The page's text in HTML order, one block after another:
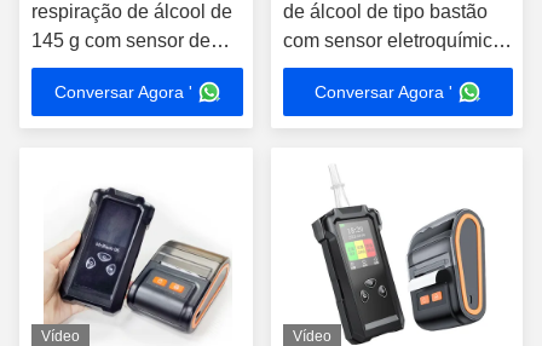
respiração de álcool de
145 g com sensor de
função da impressora
Conversar Agora '
de álcool de tipo bastão
com sensor eletroquímico
de impressora
Conversar Agora '
Vídeo Vídeo